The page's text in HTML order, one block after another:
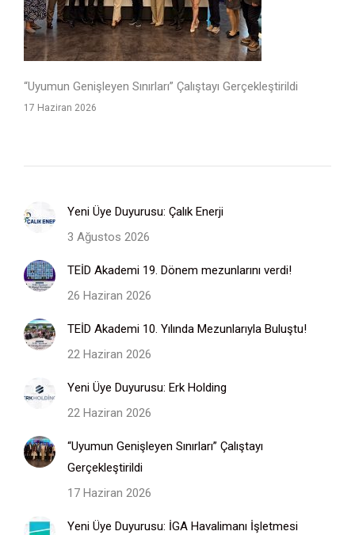
“Uyumun Genişleyen Sınırları” Çalıştayı Gerçekleştirildi
17 Haziran 2026
Yeni Üye Duyurusu: Çalık Enerji
3 Ağustos 2026
TEİD Akademi 19. Dönem mezunlarını verdi!
26 Haziran 2026
TEİD Akademi 10. Yılında Mezunlarıyla Buluştu!
22 Haziran 2026
Yeni Üye Duyurusu: Erk Holding
22 Haziran 2026
“Uyumun Genişleyen Sınırları” Çalıştayı
Gerçekleştirildi
17 Haziran 2026
Yeni Üye Duyurusu: İGA Havalimanı İşletmesi